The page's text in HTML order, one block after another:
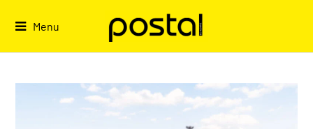
Menu